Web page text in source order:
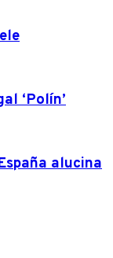
‘Polín’
alucina